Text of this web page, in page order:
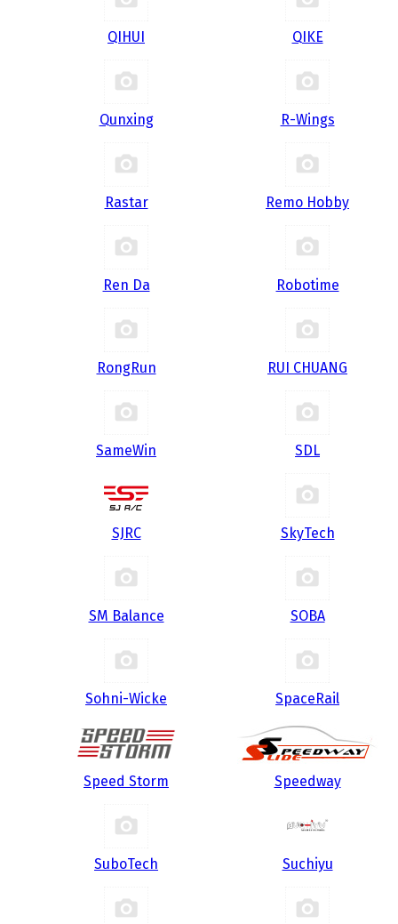
QIHUI QIKE
Qunxing R-Wings
Rastar Remo Hobby
Ren Da Robotime
RongRun RUI CHUANG
SameWin SDL
SJRC SkyTech
SM Balance SOBA
Sohni-Wicke SpaceRail
Speed Storm Speedway
SuboTech Suchiyu